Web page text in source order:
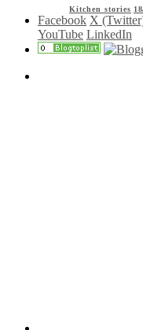
Kitchen stories
Facebook X
YouTube LinkedIn